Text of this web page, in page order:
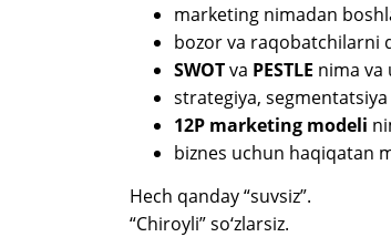
marketing nimadan
bozor va raqobatchilarni
SWOTva PESTLE nima va
strategiya,
12P marketing modeli
biznes uchun haqiqatan
Hech qanday “suvsiz”.
“Chiroyli” so‘zlarsiz.